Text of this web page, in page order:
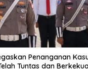
Penanganan
Tuntas dan